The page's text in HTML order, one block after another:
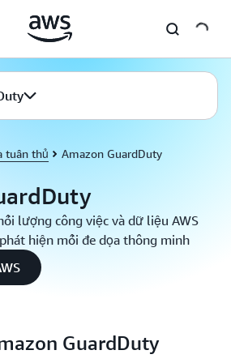
tuân thủ Amazon GuardDuty
lượng công việc và dữ liệu AWS
hiện mối đe dọa thông minh
GuardDuty